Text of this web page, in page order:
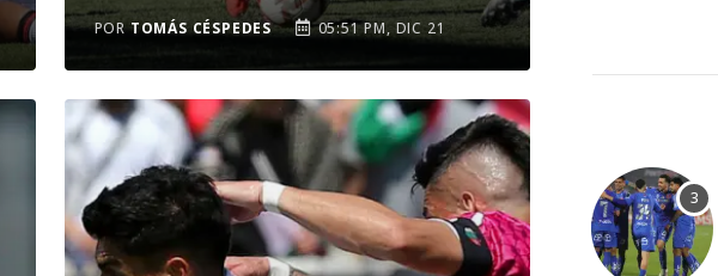
PORTOMÁS CÉSPEDES 05:51 PM, DIC 21